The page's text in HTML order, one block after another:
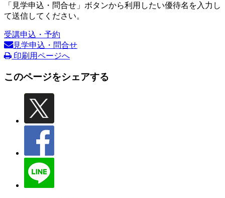
「見学申込・問合せ」ボタンから利用したい優待名を入力し
て送信してください。
受講申込・予約
見学申込・問合せ
印刷用ページへ
このページをシェアする